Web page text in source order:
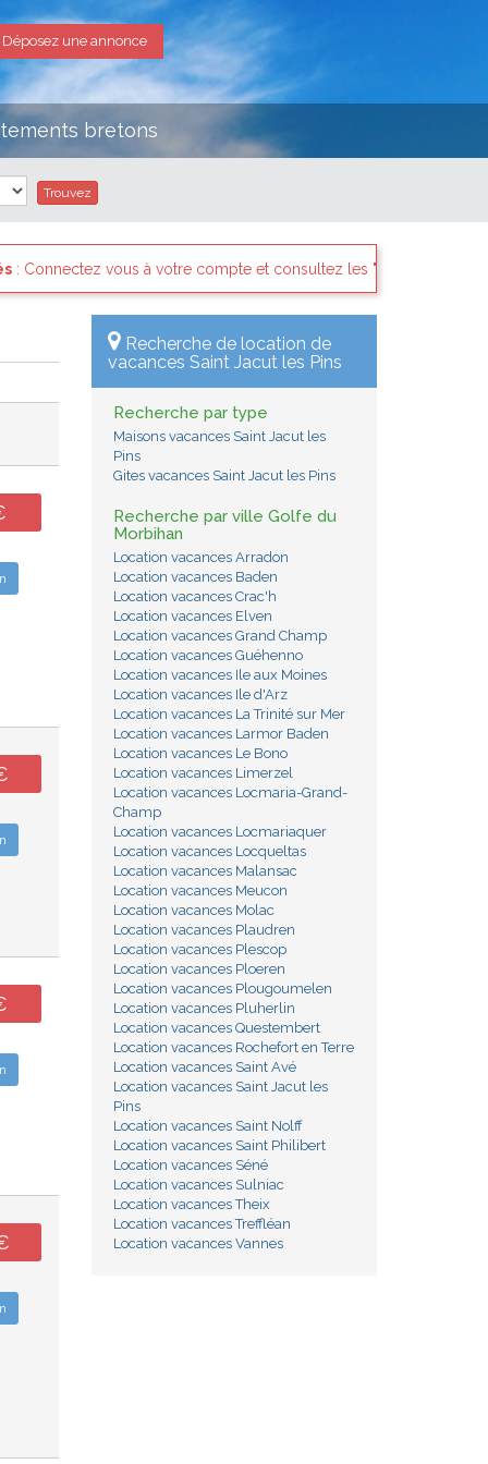
une annonce
bretons
consultez les "Messages des internautes pressés" il y a sans
Recherche de location de
vacances Saint Jacut les Pins
Recherche par type
Maisons vacances Saint Jacut les
Pins
Gites vacances Saint Jacut les Pins
Recherche par ville Golfe du
Morbihan
Location vacances Arradon
Location vacances Baden
Location vacances Crac'h
Location vacances Elven
Location vacances Grand Champ
Location vacances Guéhenno
Location vacances Ile aux Moines
Location vacances Ile d'Arz
Location vacances La Trinité sur Mer
Location vacances Larmor Baden
Location vacances Le Bono
Location vacances Limerzel
Location vacances Locmaria-Grand-
Champ
Location vacances Locmariaquer
Location vacances Locqueltas
Location vacances Malansac
Location vacances Meucon
Location vacances Molac
Location vacances Plaudren
Location vacances Plescop
Location vacances Ploeren
Location vacances Plougoumelen
Location vacances Pluherlin
Location vacances Questembert
Location vacances Rochefort en Terre
Location vacances Saint Avé
Location vacances Saint Jacut les
Pins
Location vacances Saint Nolff
Location vacances Saint Philibert
Location vacances Séné
Location vacances Sulniac
Location vacances Theix
Location vacances Treffléan
Location vacances Vannes